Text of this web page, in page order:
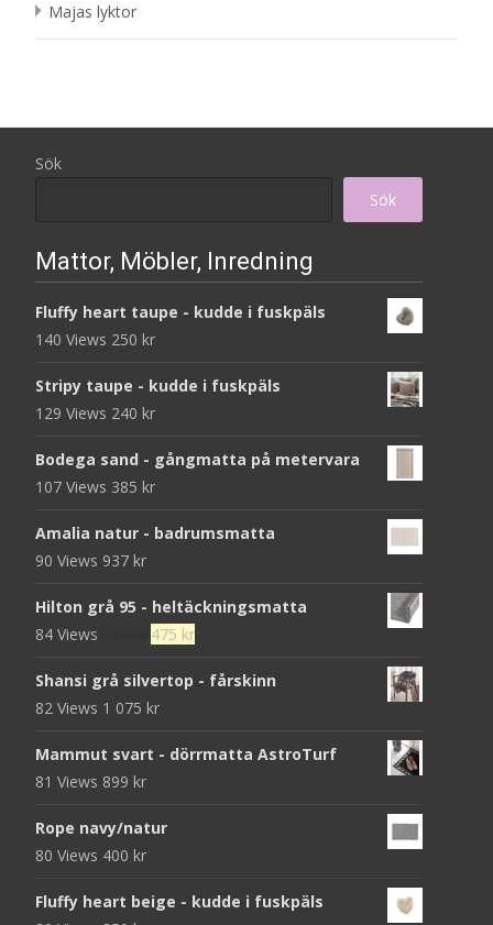
Majas lyktor
Sök
Sök
Mattor, Möbler, Inredning
Fluffy heart taupe - kudde i fuskpäls
140 Views 250 kr
Stripy taupe - kudde i fuskpäls
129 Views 240 kr
Bodega sand - gångmatta på metervara
107 Views 385 kr
Amalia natur - badrumsmatta
90 Views 937 kr
Hilton grå 95 - heltäckningsmatta
84 Views
Det
priset
var:
475 krDet
priset
Shansi grå silvertop - fårskinn
82 Views 1 075 kr
Mammut svart - dörrmatta AstroTurf
81 Views 899 kr
Rope navy/natur
80 Views 400 kr
Fluffy heart beige - kudde i fuskpäls